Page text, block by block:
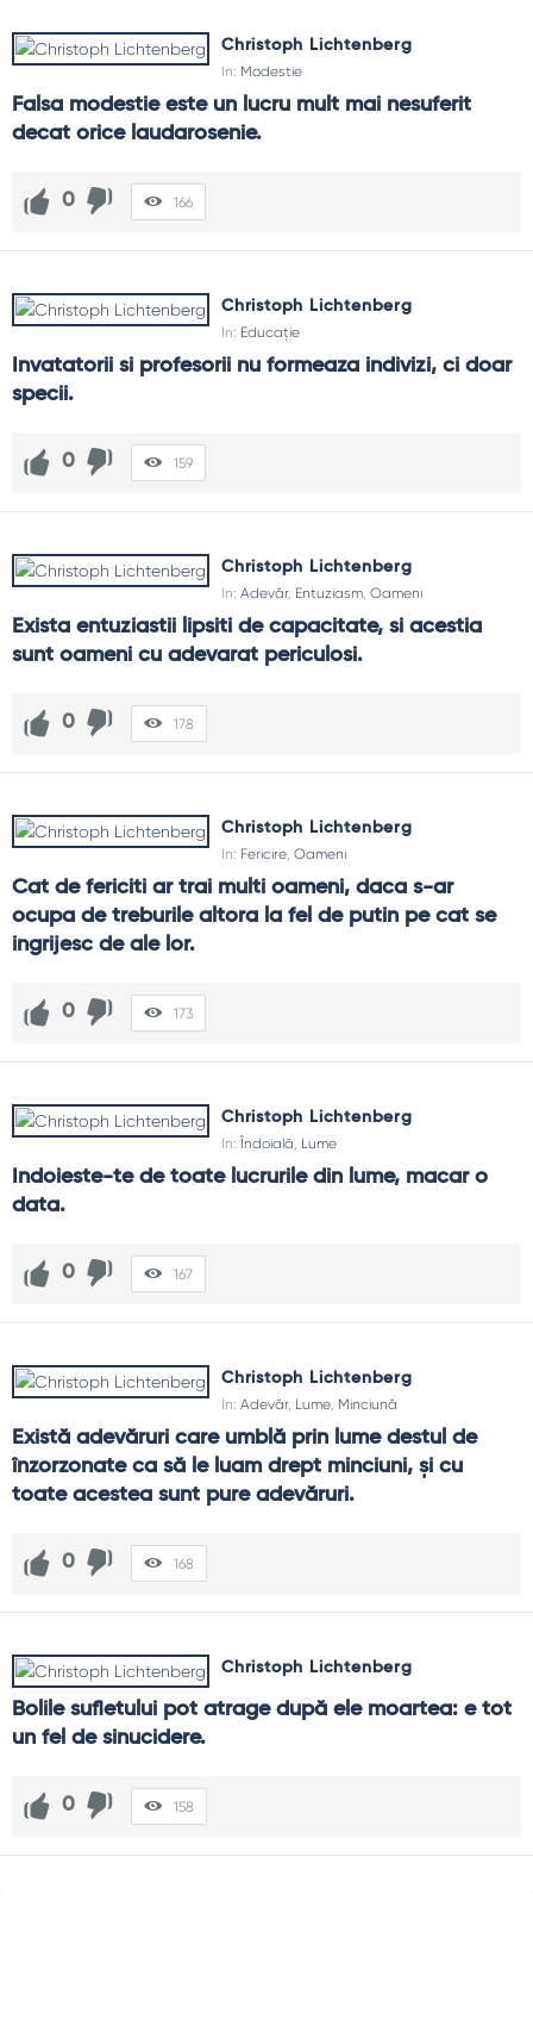
Christoph Lichtenberg
In: Modestie
Falsa modestie este un lucru mult mai nesuferit
decat orice laudarosenie.
0 166
Christoph Lichtenberg
In: Educație
Invatatorii si profesorii nu formeaza indivizi, ci doar
specii.
0 159
Christoph Lichtenberg
In: Adevăr, Entuziasm Oameni
Exista entuziastii lipsiti de capacitate, si acestia
sunt oameni cu adevarat periculosi.
0 178
Christoph Lichtenberg
In: Fericire Oameni
Cat de fericiti ar trai multi oameni, daca s-ar
ocupa de treburile altora la fel de putin pe cat se
ingrijesc de ale lor.
0 173
Christoph Lichtenberg
In: Îndoială Lume
Indoieste-te de toate lucrurile din lume, macar o
data.
0 167
Christoph Lichtenberg
In: Adevăr, Lume Minciună
Există adevăruri care umblă prin lume destul de
înzorzonate ca să le luam drept minciuni, și cu
toate acestea sunt pure adevăruri.
0 168
Christoph Lichtenberg
Bolile sufletului pot atrage după ele moartea: e tot
un fel de sinucidere.
0 158